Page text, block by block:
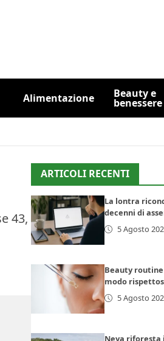
Alimentazione Beauty e
benessere
43,
ARTICOLI RECENTI
La lontra
decenni di
5 Agosto
Beauty
modo
5 Agosto
Neya riforesta